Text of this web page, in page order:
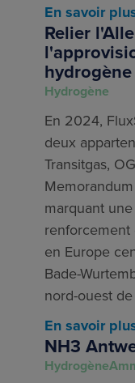
En savoir
Relier
Hydrogène
En 2024,
deux
Transitgas,
marquant
en Europe
Bade-
nord-ouest
En savoir
NH3
Hydrogène